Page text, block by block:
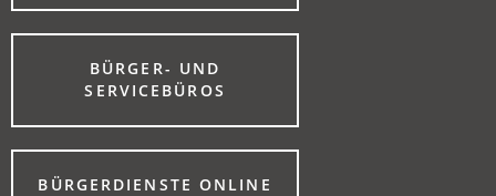
EINEM
NEUEN
BÜRGER- UND
SERVICEBÜROS
(ÖFFNET
EINEM
NEUEN
TAB)BÜRGERDIENSTE ONLINE
(ÖFFNET